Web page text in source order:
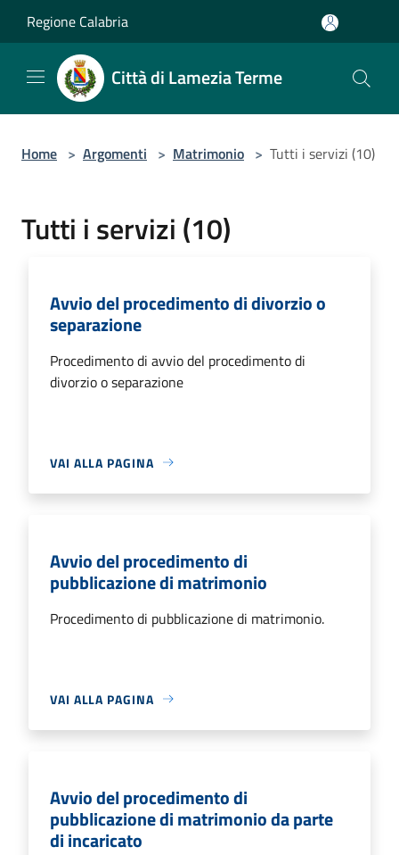
Regione Calabria
Città di Lamezia Terme
Home > Argomenti > Matrimonio > Tutti i servizi (10)
Tutti i servizi (10)
Avvio del procedimento di divorzio o
separazione
Procedimento di avvio del procedimento di
divorzio o separazione
VAI ALLA PAGINA
Avvio del procedimento di
pubblicazione di matrimonio
Procedimento di pubblicazione di matrimonio.
VAI ALLA PAGINA
Avvio del procedimento di
pubblicazione di matrimonio da parte
di incaricato